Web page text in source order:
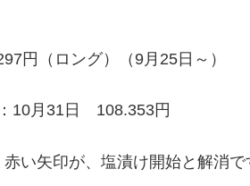
円（ロング）（9月25日～）
10月31日 108.353円
赤い矢印が、塩漬け開始と解消で